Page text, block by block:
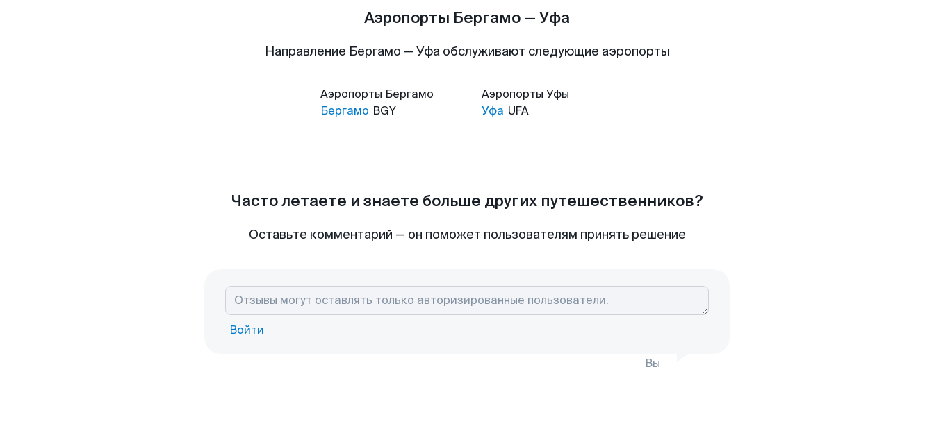
Аэропорты Бергамо — Уфа
Направление Бергамо — Уфа обслуживают следующие аэропорты
Аэропорты Бергамо
Бергамо BGY
Аэропорты Уфы
Уфа UFA
Часто летаете и знаете больше других путешественников?
Оставьте комментарий — он поможет пользователям принять решение
Войти
Вы